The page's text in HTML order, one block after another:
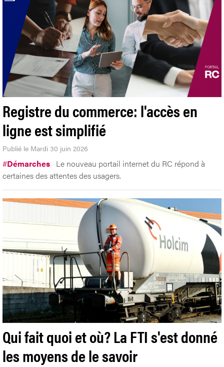
Registre du commerce: l'accès en
ligne est simplifié
Publié le Mardi 30 juin 2026
#Démarches Le nouveau portail internet du RC répond à
certaines des attentes des usagers.
Qui fait quoi et où? La FTI s'est donné
les moyens de le savoir